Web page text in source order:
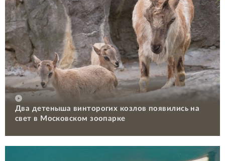
Два детеныша винторогих козлов появились на
свет в Московском зоопарке